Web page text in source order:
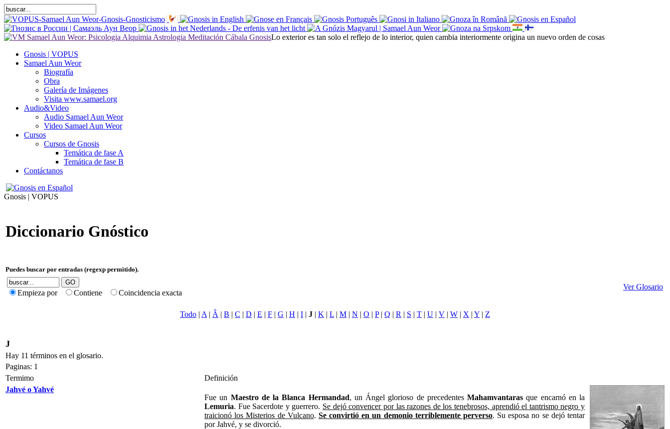
Lo exterior es tan solo el reflejo de lo interior, quien cambia interiormente origina un nuevo orden de cosas
Gnosis | VOPUS
Samael Aun Weor
Biografía
Obra
Galería de Imágenes
Visita www.samael.org
Audio&Video
Audio Samael Aun Weor
Video Samael Aun Weor
Cursos
Cursos de Gnosis
Temática de fase A
Temática de fase B
Contáctanos
Gnosis | VOPUS
Diccionario Gnóstico
Puedes buscar por entradas (regexp permitido).
Empieza por Contiene Coincidencia exacta
Ver Glosario
Todo | A | Â | B | C | D | E | F | G | H | I | J | K | L | M | N | O | P| Q | R | S | T | U | V | W | X | Y | Z
J
Hay 11 términos en el glosario.
Paginas: 1
Termimo
Definición
Jahvé o Yahvé
Fue un Maestro de la Blanca Hermandad, un Ángel glorioso de precedentes Mahamvantaras que encarnó en la
Lemuria. Fue Sacerdote y guerrero. Se dejó convencer por las razones de los tenebrosos, aprendió el tantrismo negro y
traicionó los Misterios de Vulcano. Se convirtió en un demonio terriblemente perverso. Su esposa no se dejó tentar
por Jahvé, y se divorció.